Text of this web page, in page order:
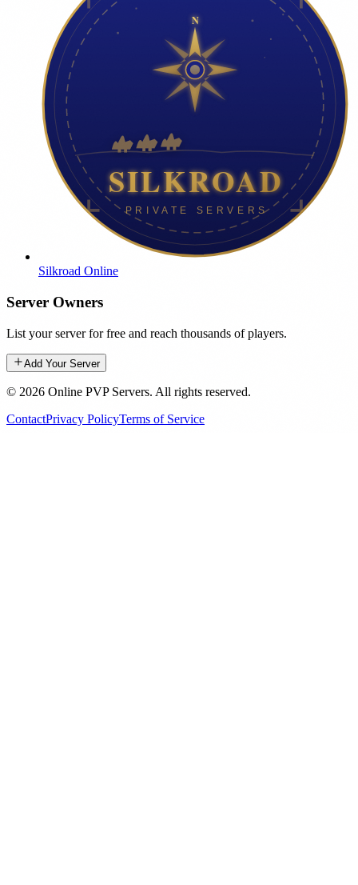
Silkroad Online
Server Owners
List your server for free and reach thousands of players.
Add Your Server
© 2026 Online PVP Servers. All rights reserved.
ContactPrivacy PolicyTerms of Service